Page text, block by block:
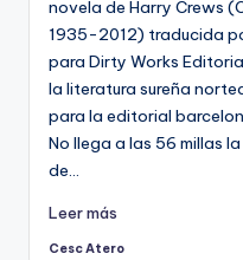
novela de Harry Crews
1935-2012) traducida
para Dirty Works
la literatura sureña
para la editorial
No llega a las 56 millas
de…
Leer más
Publicado
Cesc Atero